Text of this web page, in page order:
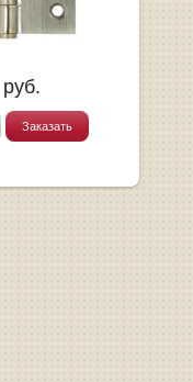
руб.
Заказать